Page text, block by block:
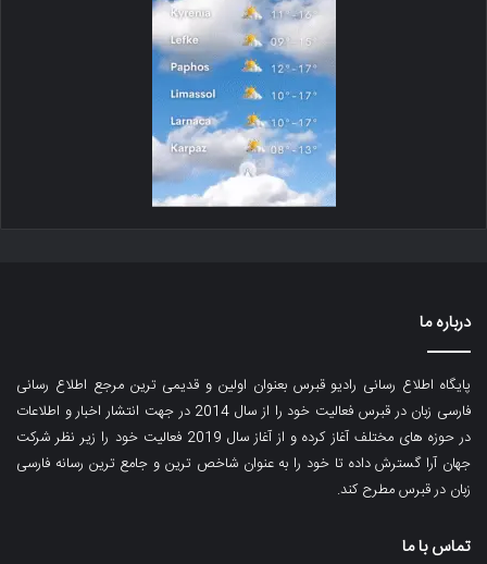
درباره ما
پایگاه اطلاع رسانی رادیو قبرس بعنوان اولین و قدیمی ترین مرجع اطلاع رسانی
فارسی زبان در قبرس فعالیت خود را از سال 2014 در جهت انتشار اخبار و اطلاعات
در حوزه های مختلف آغاز کرده و از آغاز سال 2019 فعالیت خود را زیر نظر شرکت
جهان آرا گسترش داده تا خود را به عنوان شاخص ترین و جامع ترین رسانه فارسی
زبان در قبرس مطرح کند.
تماس با ما